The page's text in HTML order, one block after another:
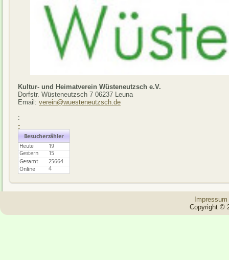
Kultur- und Heimatverein Wüsteneutzsch e.V.
Dorfstr. Wüsteneutzsch 7 06237 Leuna
Email: verein@wuesteneutzsch.de
:
-
Impressum
Copyright ©